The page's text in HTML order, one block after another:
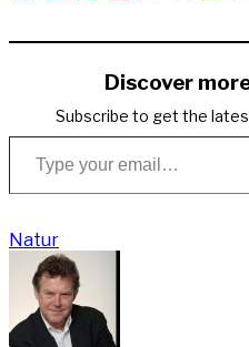
Discover
Subscribe to get the
Type your email…
Natur